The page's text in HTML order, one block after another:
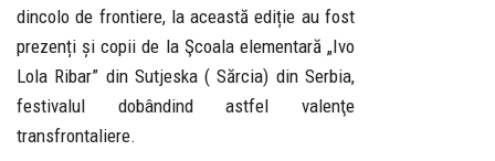
dincolo de frontiere, la această ediție au fost
prezenți și copii de la Şcoala elementară „Ivo
Lola Ribar” din Sutjeska ( Sărcia) din Serbia,
festivalul dobândind astfel valenţe
transfrontaliere.